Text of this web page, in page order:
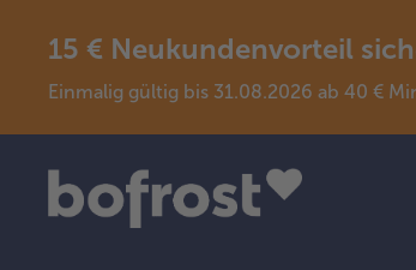
15 € Neukundenvorteil
Einmalig gültig bis 31.08.2026 ab 40 €